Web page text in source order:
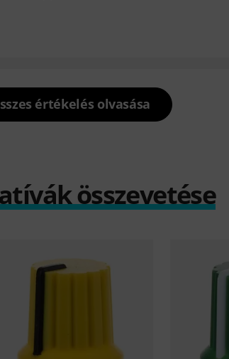
értékelés olvasása
összevetése